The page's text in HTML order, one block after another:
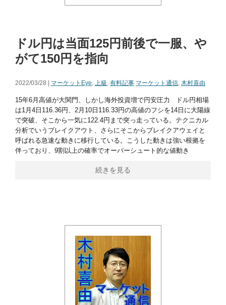
ドル円は当面125円前後で一服、や
がて150円を指向
2022/03/28 | マーケットEye, 上級, 有料記事 マーケット通信, 木村喜由
15年6月高値が大関門、しかし海外投資増で円安圧力 ドル円相場
は1月4日116.36円、2月10日116.33円の高値のフシを14日に大陽線
で突破、そこから一気に122.4円まで突っ走っている。テクニカル
分析でいうブレイクアウト、さらにそこからブレイクアウェイと
呼ばれる急速な動きに移行している。こうした動きは強い根拠を
伴っており、9割以上の確率でオーバーシュート的な値動き
続きを見る